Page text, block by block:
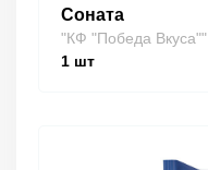
Соната
"КФ "Победа Вкуса""
1 шт